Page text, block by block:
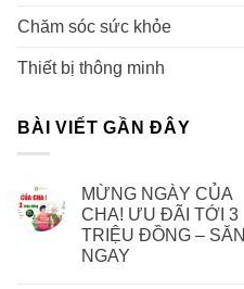
Chăm sóc sức khỏe
Thiết bị thông minh
BÀI VIẾT GẦN ĐÂY
MỪNG NGÀY CỦA
CHA! ƯU ĐÃI TỚI 3
TRIỆU ĐỒNG – SĂN
NGAY